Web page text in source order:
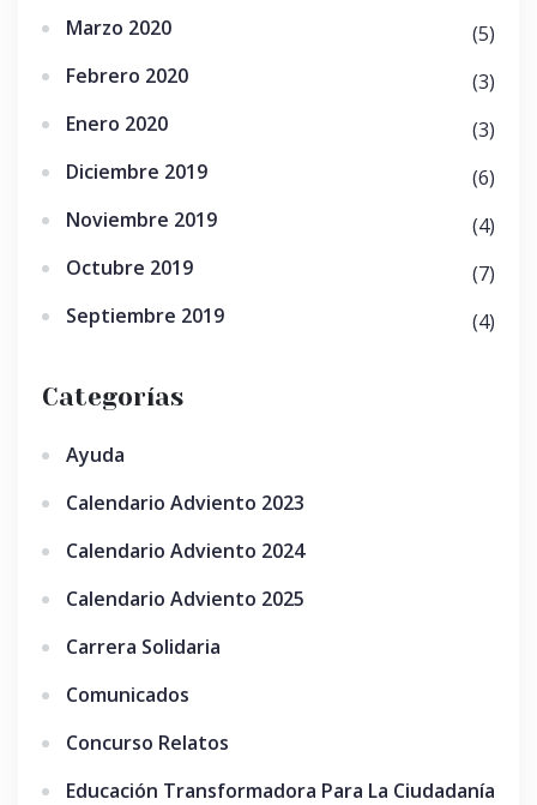
Marzo 2020
(5)
Febrero 2020
(3)
Enero 2020
(3)
Diciembre 2019
(6)
Noviembre 2019
(4)
Octubre 2019
(7)
Septiembre 2019
(4)
Categorías
Ayuda
Calendario Adviento 2023
Calendario Adviento 2024
Calendario Adviento 2025
Carrera Solidaria
Comunicados
Concurso Relatos
Educación Transformadora Para La Ciudadanía